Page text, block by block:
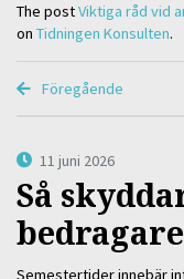
The postViktiga råd vid
on Tidningen Konsulten.
Föregående
11 juni 2026
Så
Semestertider innebär